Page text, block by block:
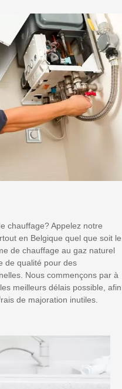
chauffage? Appelez notre
en Belgique quel que soit le
de chauffage au gaz naturel
de qualité pour des
Nous commençons par à
meilleurs délais possible, afin
de majoration inutiles.